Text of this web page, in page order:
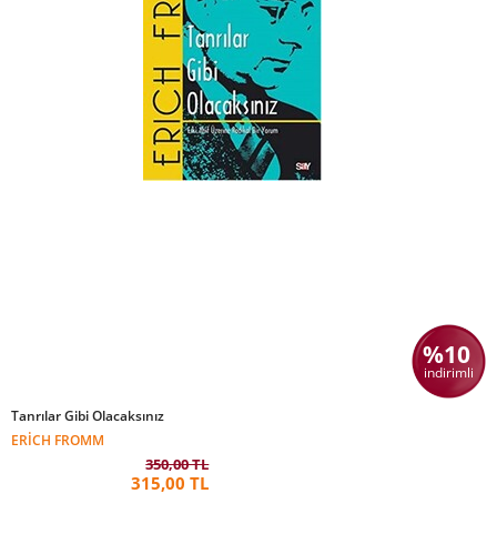
%10
indirimli
Tanrılar Gibi Olacaksınız
ERICH FROMM
350,00 TL
315,00 TL